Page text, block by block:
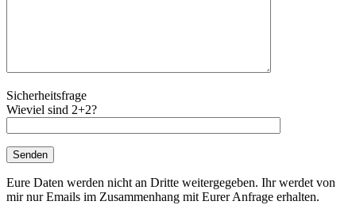
Sicherheitsfrage
Wieviel sind 2+2?
Eure Daten werden nicht an Dritte weitergegeben. Ihr werdet von
mir nur Emails im Zusammenhang mit Eurer Anfrage erhalten.